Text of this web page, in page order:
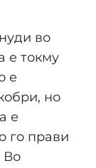
во
е токму
е
но
е
го прави
Во